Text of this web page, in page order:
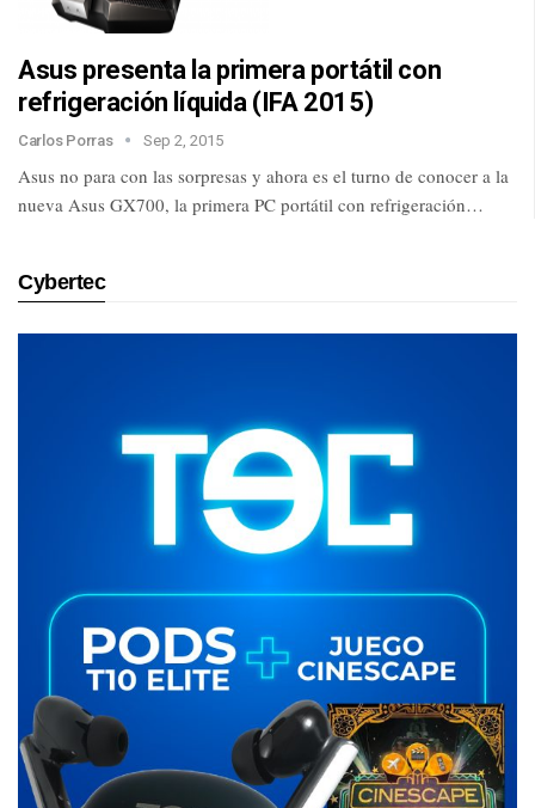
Asus presenta la primera portátil con
refrigeración líquida (IFA 2015)
Carlos Porras Sep 2, 2015
Asus no para con las sorpresas y ahora es el turno de conocer a la
nueva Asus GX700, la primera PC portátil con refrigeración…
Cybertec